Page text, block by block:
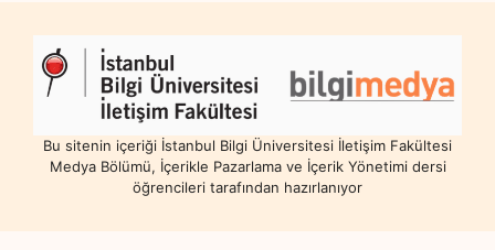
Bu sitenin içeriği İstanbul Bilgi Üniversitesi İletişim Fakültesi
Medya Bölümü, İçerikle Pazarlama ve İçerik Yönetimi dersi
öğrencileri tarafından hazırlanıyor